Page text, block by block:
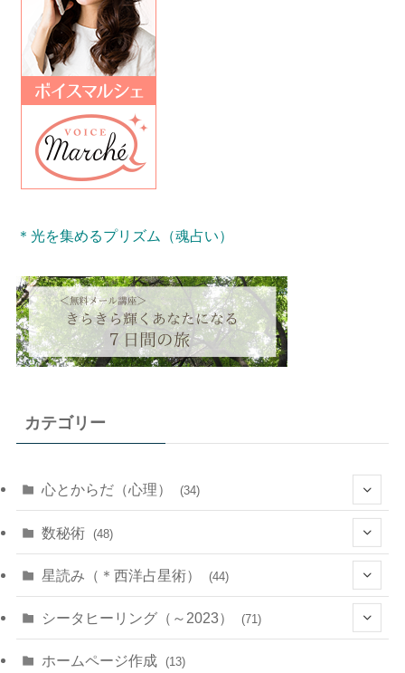
＊光を集めるプリズム（魂占い）
カテゴリー
心とからだ（心理） (34)
(22)
数秘術 (48)
(11)
(10)
(15)
星読み（＊西洋占星術） (44)
(11)
(8)
シータヒーリング（～2023） (71)
(14)
ホームページ作成 (13)